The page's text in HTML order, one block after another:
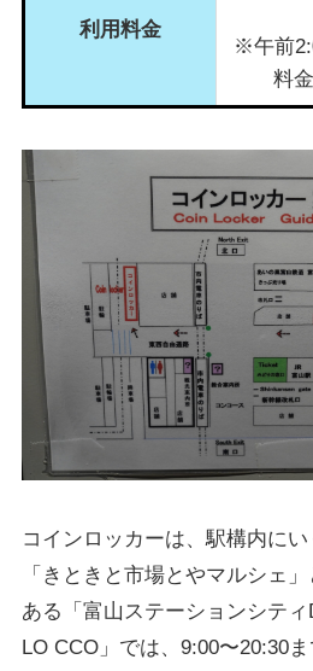
利用料金
※午前
料
コインロッカーは、駅構内に
「きときと市場とやマルシェ
ある「富山ステーションシティ
LO CCO」では、9:00〜20:30